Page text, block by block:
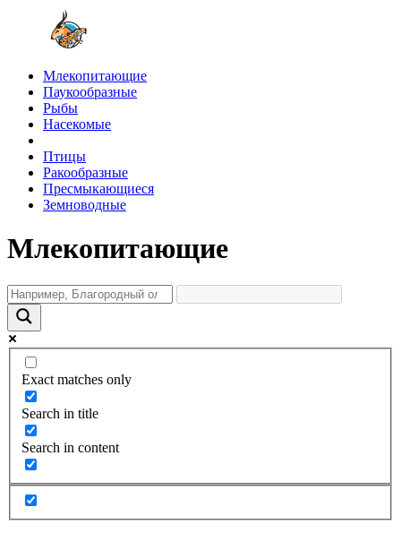
Млекопитающие
Паукообразные
Рыбы
Насекомые
Птицы
Ракообразные
Пресмыкающиеся
Земноводные
Млекопитающие
Exact matches only
Search in title
Search in content